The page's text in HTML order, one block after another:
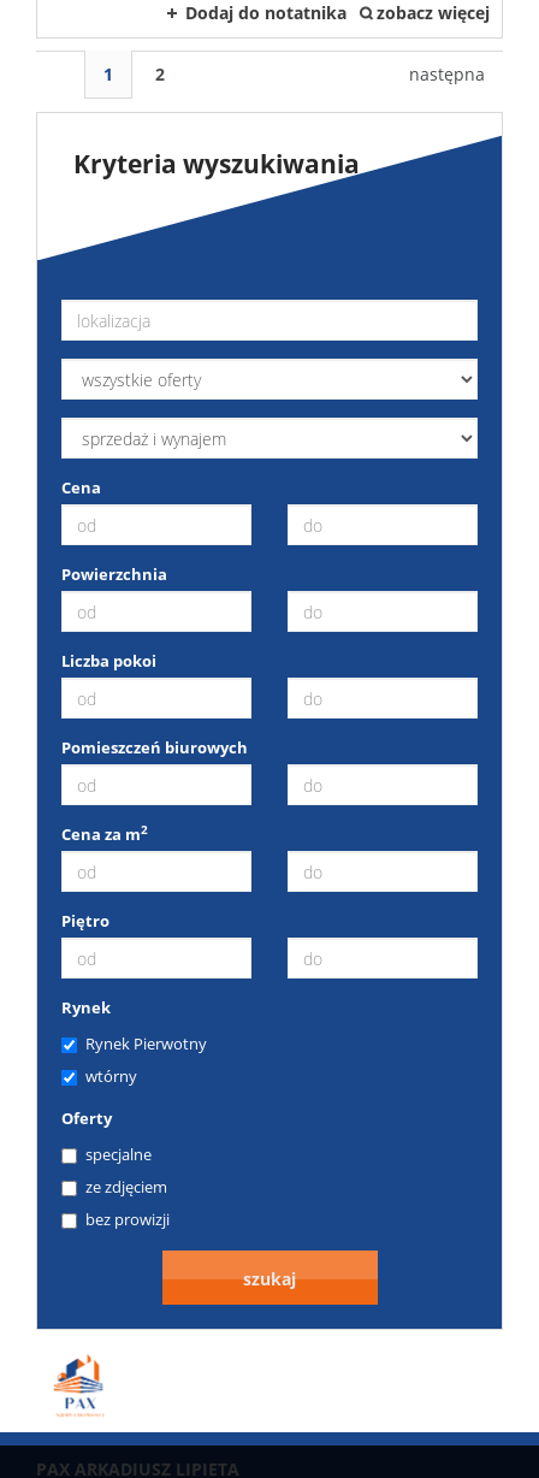
Dodaj do notatnika zobacz więcej
1 2 następna
Kryteria wyszukiwania
Cena
Powierzchnia
Liczba pokoi
Pomieszczeń biurowych
Cena za m2
Piętro
Rynek
Rynek Pierwotny
wtórny
Oferty
specjalne
ze zdjęciem
bez prowizji
PAX ARKADIUSZ LIPIETA